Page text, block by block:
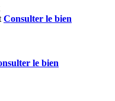
Consulter le bien
le bien